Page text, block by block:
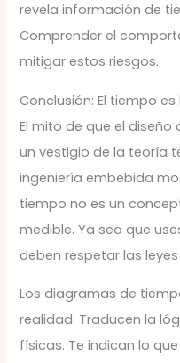
revela información de
Comprender el
mitigar estos riesgos.
Conclusión: El tiempo
El mito de que el
un vestigio de la teoría
ingeniería embebida
tiempo no es un
medible. Ya sea que
deben respetar las
Los diagramas de
realidad. Traducen la
físicas. Te indican lo